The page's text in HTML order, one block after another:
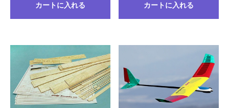
カートに入れる カートに入れる